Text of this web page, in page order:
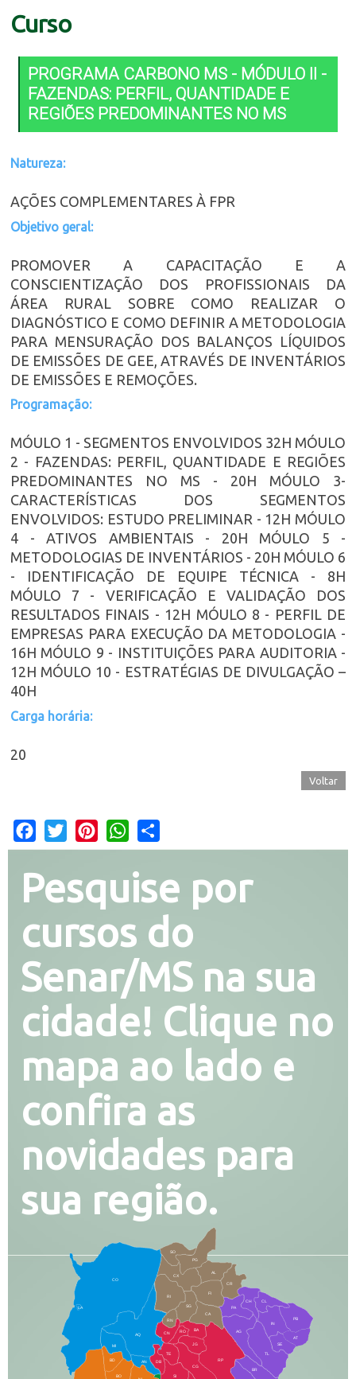
Curso
PROGRAMA CARBONO MS - MÓDULO II -
FAZENDAS: PERFIL, QUANTIDADE E
REGIÕES PREDOMINANTES NO MS
Natureza:
AÇÕES COMPLEMENTARES À FPR
Objetivo geral:
PROMOVER A CAPACITAÇÃO E A
CONSCIENTIZAÇÃO DOS PROFISSIONAIS DA
ÁREA RURAL SOBRE COMO REALIZAR O
DIAGNÓSTICO E COMO DEFINIR A METODOLOGIA
PARA MENSURAÇÃO DOS BALANÇOS LÍQUIDOS
DE EMISSÕES DE GEE, ATRAVÉS DE INVENTÁRIOS
DE EMISSÕES E REMOÇÕES.
Programação:
MÓULO 1 - SEGMENTOS ENVOLVIDOS 32H MÓULO
2 - FAZENDAS: PERFIL, QUANTIDADE E REGIÕES
PREDOMINANTES NO MS - 20H MÓULO 3-
CARACTERÍSTICAS DOS SEGMENTOS
ENVOLVIDOS: ESTUDO PRELIMINAR - 12H MÓULO
4 - ATIVOS AMBIENTAIS - 20H MÓULO 5 -
METODOLOGIAS DE INVENTÁRIOS - 20H MÓULO 6
- IDENTIFICAÇÃO DE EQUIPE TÉCNICA - 8H
MÓULO 7 - VERIFICAÇÃO E VALIDAÇÃO DOS
RESULTADOS FINAIS - 12H MÓULO 8 - PERFIL DE
EMPRESAS PARA EXECUÇÃO DA METODOLOGIA -
16H MÓULO 9 - INSTITUIÇÕES PARA AUDITORIA -
12H MÓULO 10 - ESTRATÉGIAS DE DIVULGAÇÃO –
40H
Carga horária:
20
Voltar
Facebook
Twitter PinterestWhatsApp
Pesquise por
cursos do
Senar/MS na sua
cidade! Clique no
mapa ao lado e
confira as
novidades para
sua região.
CO
AQ
MI
AN
CX
RI
AL
CR
FI
SG
BA
CA
PA
CH CL
PB
SE
TL
AG
BR
RP
RO
JG
CG
SI
BD
BO
DB
TE
IN
RN
CN
AT
PG
SO
LA